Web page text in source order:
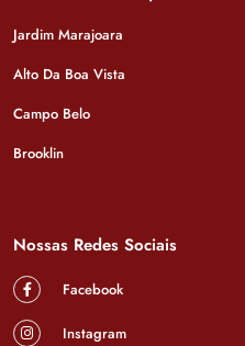
Jardim Marajoara
Alto Da Boa Vista
Campo Belo
Brooklin
Nossas Redes Sociais
Facebook
Instagram